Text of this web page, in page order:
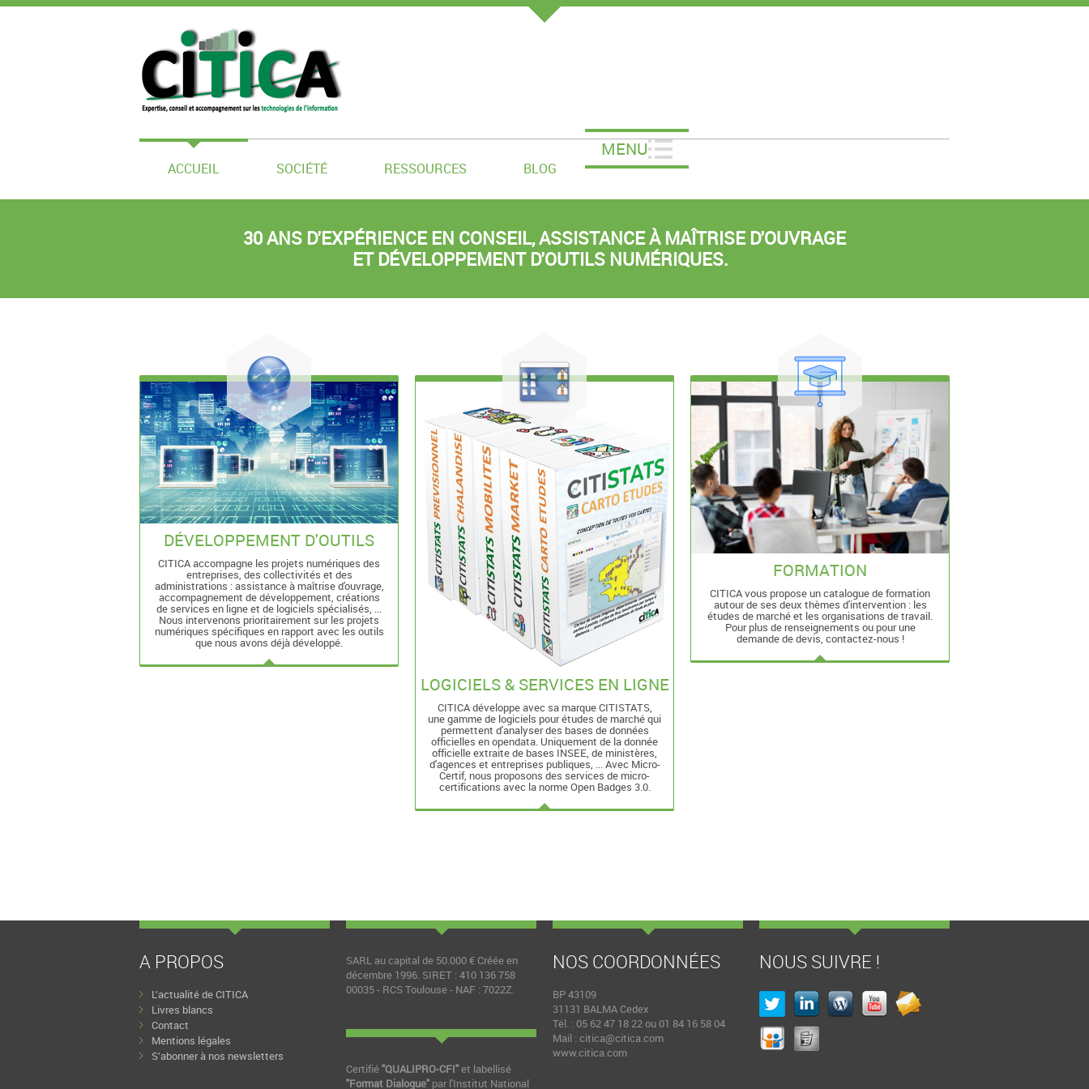
ACCUEIL SOCIÉTÉ RESSOURCES BLOG
MENU
30 ANS D'EXPÉRIENCE EN CONSEIL, ASSISTANCE À MAÎTRISE D'OUVRAGE
ET DÉVELOPPEMENT D'OUTILS NUMÉRIQUES.
DÉVELOPPEMENT D'OUTILS
CITICA accompagne les projets numériques des
entreprises, des collectivités et des
administrations : assistance à maîtrise d'ouvrage,
accompagnement de développement, créations
de services en ligne et de logiciels spécialisés, ...
Nous intervenons prioritairement sur les projets
numériques spécifiques en rapport avec les outils
que nous avons déjà développé.
LOGICIELS & SERVICES EN LIGNE
CITICA développe avec sa marque CITISTATS,
une gamme de logiciels pour études de marché qui
permettent d'analyser des bases de données
officielles en opendata. Uniquement de la donnée
officielle extraite de bases INSEE, de ministères,
d'agences et entreprises publiques, ... Avec Micro-
Certif, nous proposons des services de micro-
certifications avec la norme Open Badges 3.0.
FORMATION
CITICA vous propose un catalogue de formation
autour de ses deux thèmes d'intervention : les
études de marché et les organisations de travail.
Pour plus de renseignements ou pour une
demande de devis, contactez-nous !
A PROPOS
L’actualité de CITICA
Livres blancs
Contact
Mentions légales
S’abonner à nos newsletters
SARL au capital de 50.000 € Créée en
décembre 1996. SIRET : 410 136 758
00035 - RCS Toulouse - NAF : 7022Z.
Certifié"QUALIPRO-CFI"et labellisé
"Format Dialogue" par l'Institut National
NOS COORDONNÉES
BP 43109
31131 BALMA Cedex
Tél. : 05 62 47 18 22 ou 01 84 16 58 04
Mail : citica@citica.com
www.citica.com
NOUS SUIVRE !